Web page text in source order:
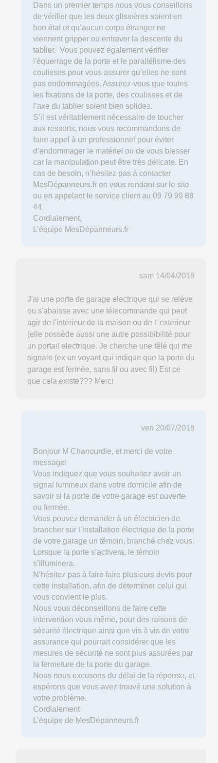
Dans un premier temps nous vous conseillons
de vérifier que les deux glissières soient en
bon état et qu’aucun corps étranger ne
viennent gripper ou entraver la descente du
tablier. Vous pouvez également vérifier
l'équerrage de la porte et le parallélisme des
coulisses pour vous assurer qu’elles ne sont
pas endommagées. Assurez-vous que toutes
les fixations de la porte, des coulisses et de
l’axe du tablier soient bien solides.
S’il est véritablement nécessaire de toucher
aux ressorts, nous vous recommandons de
faire appel à un professionnel pour éviter
d’endommager le matériel ou de vous blesser
car la manipulation peut être très délicate. En
cas de besoin, n’hésitez pas à contacter
MesDépanneurs.fr en vous rendant sur le site
ou en appelant le service client au 09 79 99 88
44.
Cordialement,
L’équipe MesDépanneurs.fr
sam 14/04/2018
J'ai une porte de garage electrique qui se relève
ou s'abaisse avec une télecommande qui peut
agir de l'interieur de la maison ou de l' exterieur
(elle possède aussi une autre possibibilité pour
un portail electrique. Je cherche une télé qui me
signale (ex un voyant qui indique que la porte du
garage est fermée, sans fil ou avec fil) Est ce
que cela existe??? Merci
ven 20/07/2018
Bonjour M Chanourdie, et merci de votre
message!
Vous indiquez que vous souhaitez avoir un
signal lumineux dans votre domicile afin de
savoir si la porte de votre garage est ouverte
ou fermée.
Vous pouvez demander à un électricien de
brancher sur l’installation électrique de la porte
de votre garage un témoin, branché chez vous.
Lorsque la porte s’activera, le témoin
s’illuminera.
N’hésitez pas à faire faire plusieurs devis pour
cette installation, afin de déterminer celui qui
vous convient le plus.
Nous vous déconseillons de faire cette
intervention vous même, pour des raisons de
sécurité électrique ainsi que vis à vis de votre
assurance qui pourrait considérer que les
mesures de sécurité ne sont plus assurées par
la fermeture de la porte du garage.
Nous nous excusons du délai de la réponse, et
espérons que vous avez trouvé une solution à
votre problème.
Cordialement
L’équipe de MesDépanneurs.fr